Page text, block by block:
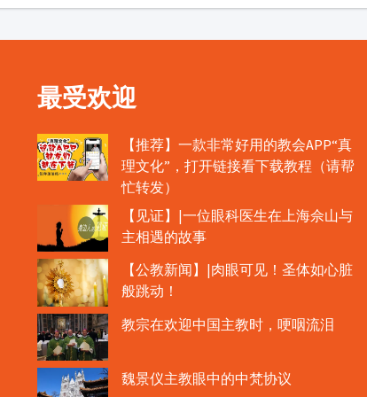
最受欢迎
【推荐】一款非常好用的教会APP“真
理文化”，打开链接看下载教程（请帮
忙转发）
【见证】|一位眼科医生在上海佘山与
主相遇的故事
【公教新闻】|肉眼可见！圣体如心脏
般跳动！
教宗在欢迎中国主教时，哽咽流泪
魏景仪主教眼中的中梵协议